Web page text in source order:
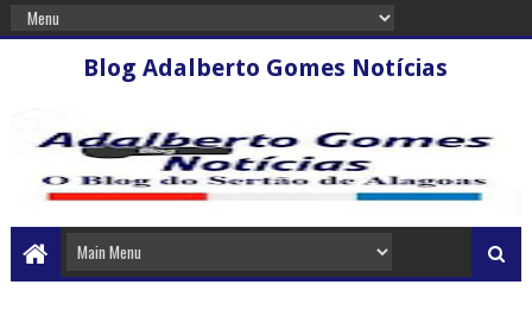
Blog Adalberto Gomes Notícias